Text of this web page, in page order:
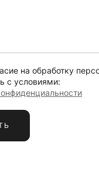
на обработку
с условиями: